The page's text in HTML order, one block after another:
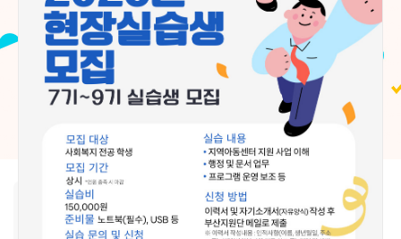
지역아동센터부산지원단은
부산지역 16개 구·군의 모든 지역아동센터, 협동돌봄센터와 함께하며
아이들의 성장과 돌봄이 흔들리지 않도록 현장의 곁에서 따뜻한 울타리가 되겠습니다.
지역아동센터부산지원단은
부산지역 16개 구·군의 모든 지역아동센터, 협동돌봄센터와 함께하며
아이들의 성장과 돌봄이 흔들리지 않도록 현장의 곁에서 따뜻한 울타리가 되겠습니다.
02